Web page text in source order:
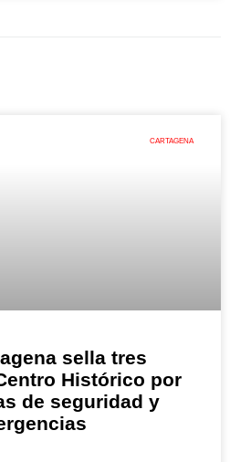
CARTAGENA
sella tres
Histórico por
de seguridad y